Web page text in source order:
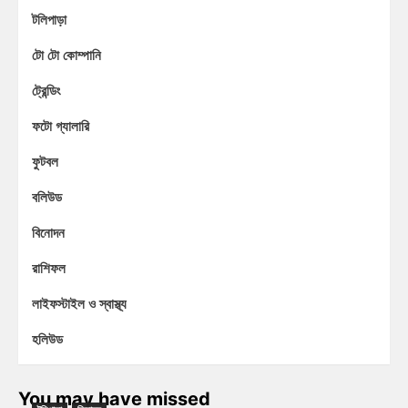
টলিপাড়া
টো টো কোম্পানি
ট্রেন্ডিং
ফটো গ্যালারি
ফুটবল
বলিউড
বিনোদন
রাশিফল
লাইফস্টাইল ও স্বাস্থ্য
হলিউড
You may have missed